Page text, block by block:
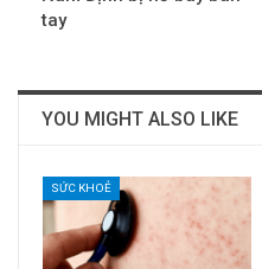
tay
YOU MIGHT ALSO LIKE
SỨC KHOẺ